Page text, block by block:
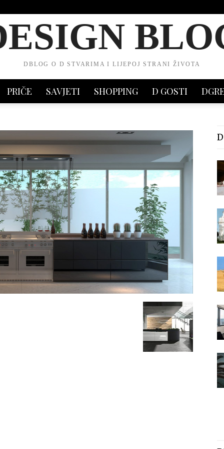
DBLOG O D STVARIMA I LIJEPOJ STRANI ŽIVOTA
PRIČE SAVJETI SHOPPING D GOSTI